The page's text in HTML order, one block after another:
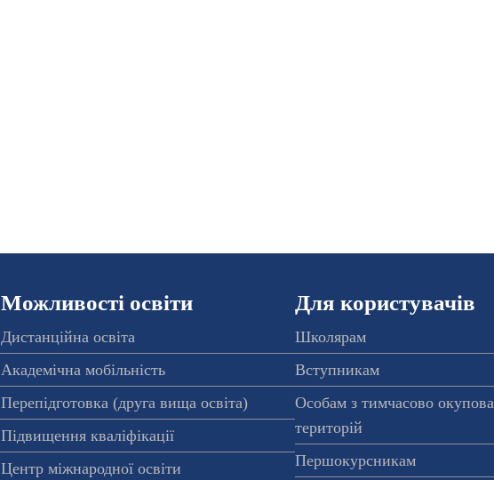
Можливості освіти
Дистанційна освіта
Академічна мобільність
Перепідготовка (друга вища освіта)
Підвищення кваліфікації
Центр міжнародної освіти
Для користувачів
Школярам
Вступникам
Особам з тимчасово
територій
Першокурсникам